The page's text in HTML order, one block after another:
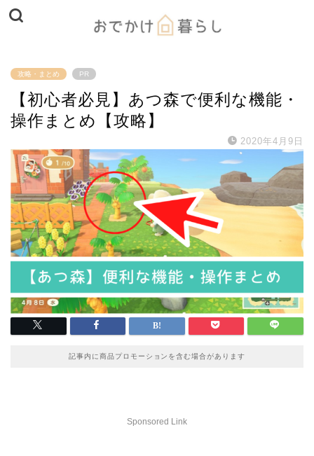
攻略・まとめ PR
【初心者必見】あつ森で便利な機能・
操作まとめ【攻略】
2020年4月9日
記事内に商品プロモーションを含む場合があります
Sponsored Link